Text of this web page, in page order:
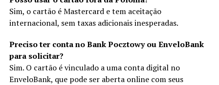
Sim, o cartão é Mastercard e tem aceitação
internacional, sem taxas adicionais inesperadas.
Preciso ter conta no Bank Pocztowy ou EnveloBank
para solicitar?
Sim. O cartão é vinculado a uma conta digital no
EnveloBank, que pode ser aberta online com seus